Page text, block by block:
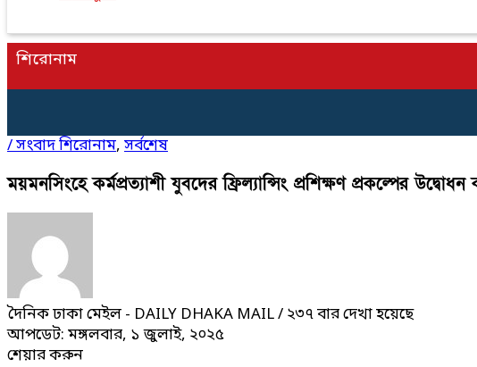
শিরোনাম
/সংবাদ শিরোনাম, সর্বশেষ
ময়মনসিংহে কর্মপ্রত্যাশী যুবদের ফ্রিল্যান্সিং প্রশিক্ষণ প্রকল্পের
দৈনিক ঢাকা মেইল - DAILY DHAKA MAIL/ ২৩৭ বার দেখা হয়েছে
আপডেট: মঙ্গলবার, ১ জুলাই, ২০২৫
শেয়ার করুন